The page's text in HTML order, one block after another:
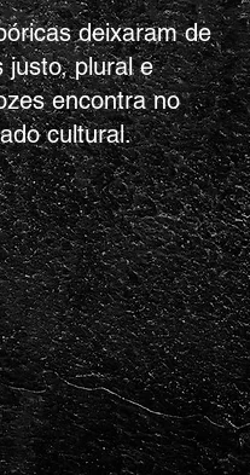
deixaram de
justo, plural e
encontra no
cultural.